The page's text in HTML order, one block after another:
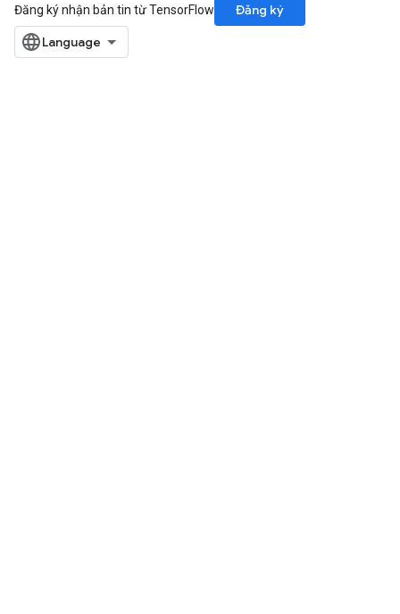
Đăng ký nhận bản tin từ TensorFlow
Đăng ký